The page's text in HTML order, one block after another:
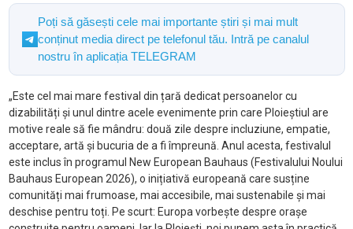
Poți să găsești cele mai importante știri și mai mult
conținut media direct pe telefonul tău. Intră pe canalul
nostru în aplicația TELEGRAM
„Este cel mai mare festival din țară dedicat persoanelor cu
dizabilități și unul dintre acele evenimente prin care Ploieștiul are
motive reale să fie mândru: două zile despre incluziune, empatie,
acceptare, artă și bucuria de a fi împreună. Anul acesta, festivalul
este inclus în programul New European Bauhaus (Festivalului Noului
Bauhaus European 2026), o inițiativă europeană care susține
comunități mai frumoase, mai accesibile, mai sustenabile și mai
deschise pentru toți. Pe scurt: Europa vorbește despre orașe